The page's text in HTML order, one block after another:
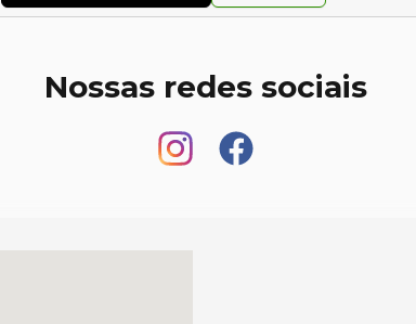
Nossas redes sociais